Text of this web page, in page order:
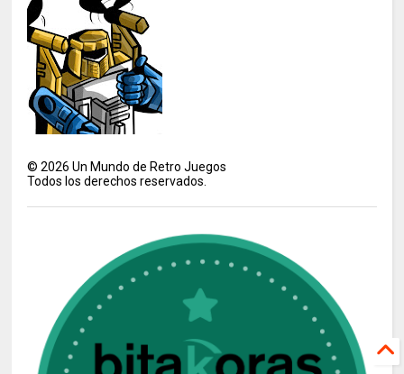
©2026 Un Mundo de Retro Juegos
Todos los derechos reservados.